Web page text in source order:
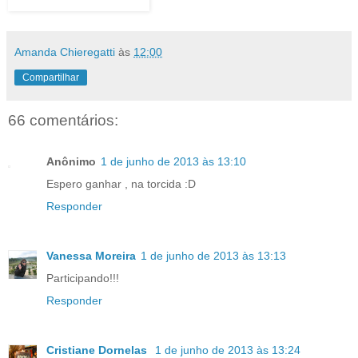
Amanda Chieregatti às 12:00
Compartilhar
66 comentários:
Anônimo 1 de junho de 2013 às 13:10
Espero ganhar , na torcida :D
Responder
Vanessa Moreira 1 de junho de 2013 às 13:13
Participando!!!
Responder
Cristiane Dornelas
1 de junho de 2013 às 13:24